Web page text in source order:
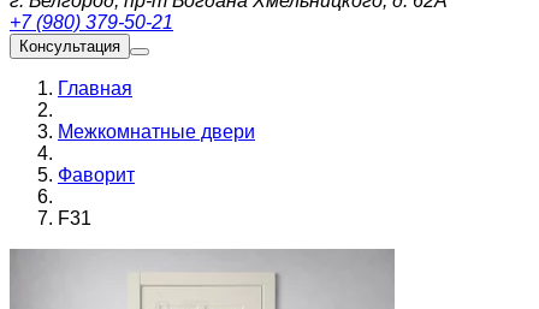
+7 (980) 379-50-21
Консультация
Главная
Межкомнатные двери
Фаворит
F31